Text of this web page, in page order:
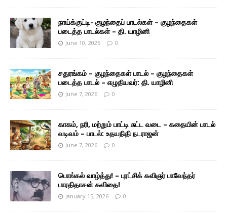
நாய்க்குட்டி- குழந்தைப் பாடல்கள் – குழந்தைகள்
படைத்த பாடல்கள் – தி. யாழினி
June 10, 2026 0
சதுரங்கம் – குழந்தைகள் பாடல் – குழந்தைகள்
படைத்த பாடல் – எழுதியவர்: தி. யாழினி
June 7, 2026 0
காகம், நரி, மற்றும் பாட்டி சுட்ட வடை – கதையின் பாடல்
வடிவம் – பாடல்: உதயநிதி நடராஜன்
June 7, 2026 0
பொங்கல் வாழ்த்து! – புரட்சிக் கவிஞர் பாவேந்தர்
பாரதிதாசன் கவிதை!
January 15, 2026 0